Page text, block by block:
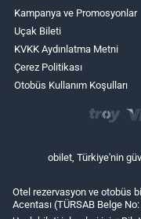
Kampanya ve Promosyonlar
Uçak Bileti
KVKK Aydınlatma Metni
Çerez Politikası
Otobüs Kullanım Koşulları
obilet, Türkiye'nin
Otel rezervasyon ve otobüs
Acentası (TÜRSAB Belge